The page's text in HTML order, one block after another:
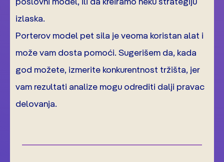
izlaska.
Porterov model pet sila je veoma koristan alat i
može vam dosta pomoći. Sugerišem da, kada
god možete, izmerite konkurentnost tržišta, jer
vam rezultati analize mogu odrediti dalji pravac
delovanja.